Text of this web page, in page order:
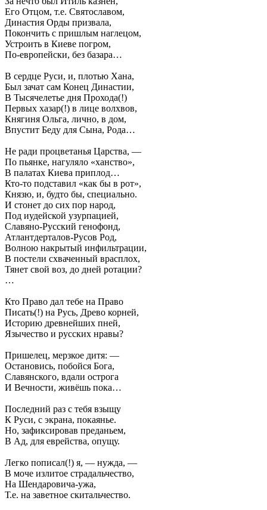
Его Отцом, т.е. Святославом,
Династия Орды призвала,
Покончить с пришлым наглецом,
Устроить в Киеве погром,
По-европейски, без базара…
В сердце Руси, и, плотью Хана,
Был зачат сам Конец Династии,
В Тысячелетье дня Прохода(!)
Первых хазар(!) в лице волхвов,
Княгиня Ольга, лично, в дом,
Впустит Беду для Сына, Рода…
Не ради процветанья Царства, —
По пьянке, нагуляло «ханство»,
В палатах Киева приплод…
Кто-то подставил «как бы в рот»,
Князю, и, будто бы, специально.
И стонет до сих пор народ,
Под иудейской узурпацией,
Славяно-Русский генофонд,
Атлантдерталов-Русов Род,
Волною накрытый инфильтрации,
В постели схваченный врасплох,
Тянет свой воз, до дней ротации?
…
Кто Право дал тебе на Право
Писать(!) на Русь, Древо корней,
Историю древнейших пней,
Язычество и русских нравы?
Пришелец, мерзкое дитя: —
Остановись, побойся Бога,
Славянского, вдали острога
И Вечности, живёшь пока…
Последний раз с тебя взыщу
К Руси, с экрана, покаянье.
Но, зафиксировав преданьем,
В Ад, для еврейства, опущу.
Легко пописал(!) я, — нужда, —
В моче излитое страдальчество,
На Шендаровича-ужа,
Т.е. на заветное скитальчество.